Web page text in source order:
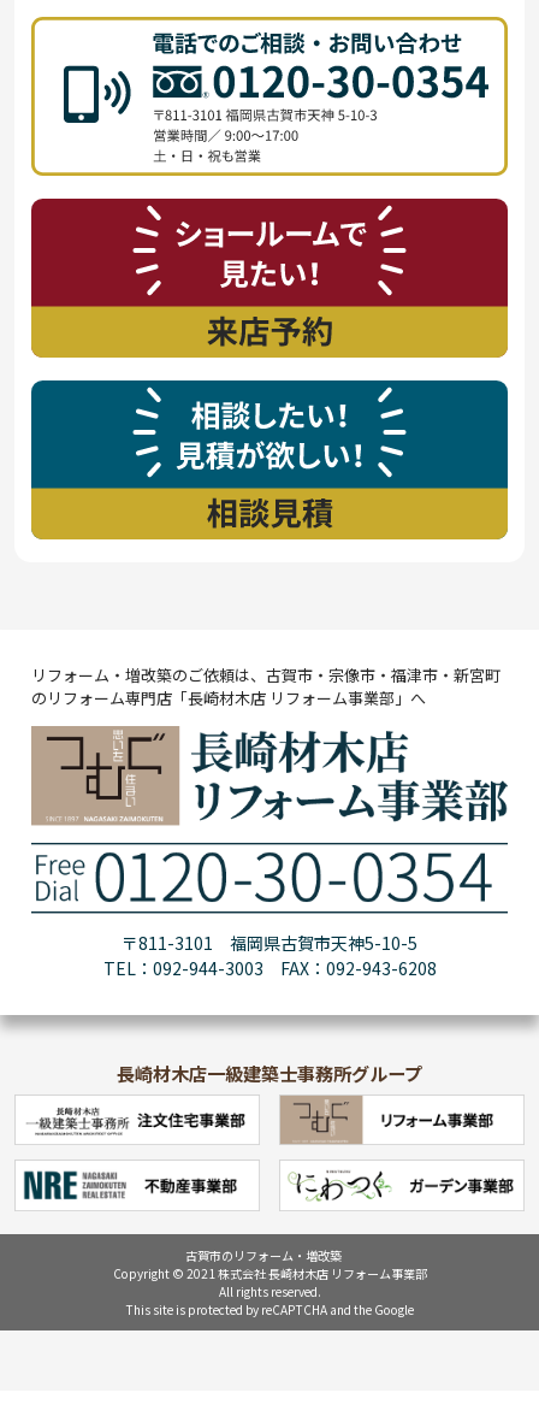
リフォーム・増改築のご依頼は、古賀市・宗像市・福津市・新宮町
のリフォーム専門店「長崎材木店 リフォーム事業部」へ
〒811-3101 福岡県古賀市天神5-10-5
TEL：092-944-3003 FAX：092-943-6208
長崎材木店一級建築士事務所グループ
古賀市のリフォーム・増改築
Copyright © 2021 株式会社 長崎材木店 リフォーム事業部
All rights reserved.
This site is protected by reCAPTCHA and the Google